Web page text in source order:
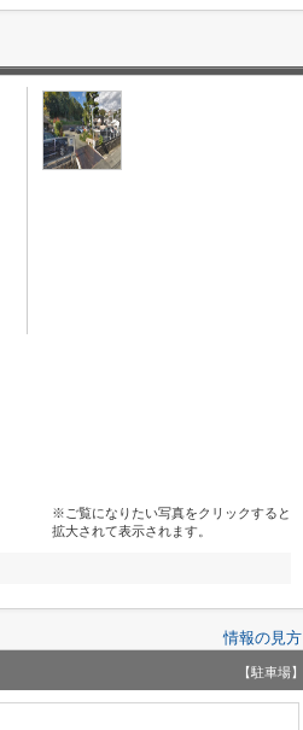
※ご覧になりたい写真をクリックすると
拡大されて表示されます。
情報の見方
【駐車場】